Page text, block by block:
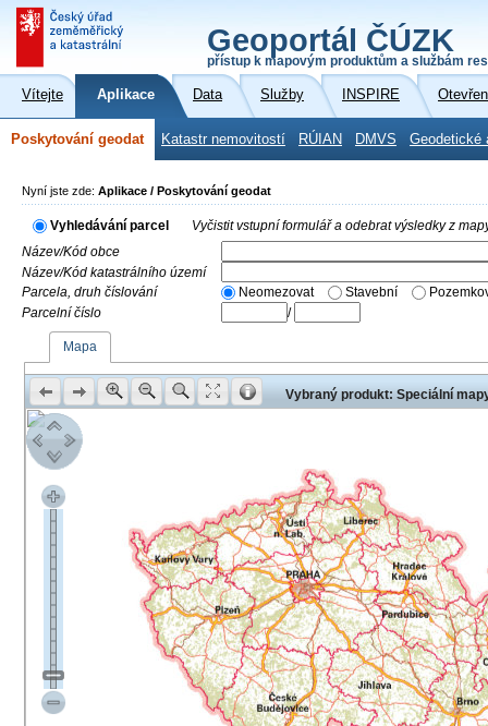
Geoportál ČÚZK
přístup k mapovým produktům a službám
Vítejte Aplikace Data Služby INSPIRE
Poskytování geodat Katastr nemovitostí RÚIAN DMVS Geodetické
Nyní jste zde: Aplikace / Poskytování geodat
Vyhledávání parcel
Vyčistit vstupní formulář a odebrat výsledky z
Název/Kód obce
Název/Kód katastrálního území
Parcela, druh číslování
Neomezovat Stavební
Parcelní číslo
/
Mapa
Vybraný produkt: Speciální